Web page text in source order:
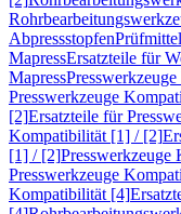
AbpressstopfenPrüfmittel
MapressErsatzteile für
Mapress
Presswerkzeuge
[2]Ersatzteile für
Kompatibilität [1] / [2]
[1] / [2]
Presswerkzeuge
Kompatibilität [4]